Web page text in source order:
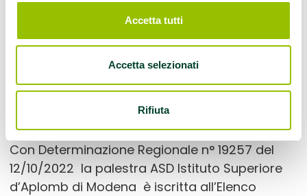
Accetta tutti
Accetta selezionati
Rifiuta
Con Determinazione Regionale n° 19257 del
12/10/2022 la palestra ASD Istituto Superiore
d’Aplomb di Modena è iscritta all’Elenco